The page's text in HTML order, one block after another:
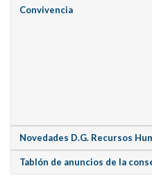
Convivencia
Novedades D.G. Recursos
Tablón de anuncios de la